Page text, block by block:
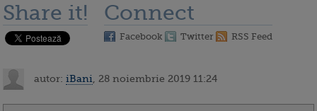
Share it! Connect
Facebook Twitter RSS Feed
autor: iBani , 28 noiembrie 2019 11:24